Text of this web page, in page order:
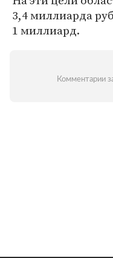
3,4 миллиарда
1 миллиард.
Комментарии